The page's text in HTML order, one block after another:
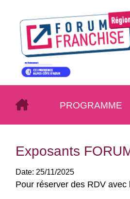
PROGRAMME
Exposants
Date: 25/11/2025